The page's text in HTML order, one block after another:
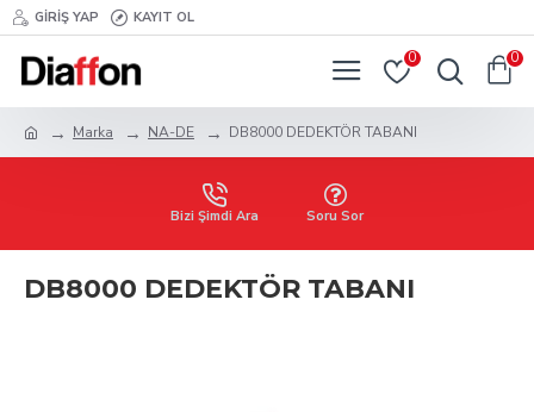
GIRIŞ YAP KAYIT OL
0 0
Marka NA-DE DB8000 DEDEKTÖR TABANI
Bizi Şimdi Ara Soru Sor
DB8000 DEDEKTÖR TABANI